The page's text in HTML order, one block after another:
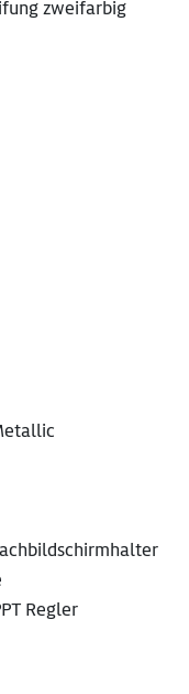
zweifarbig
Regler